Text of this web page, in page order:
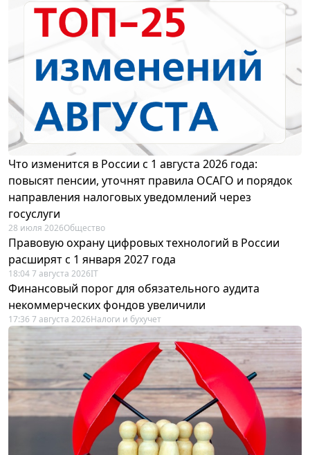
Что изменится в России с 1 августа 2026 года:
повысят пенсии, уточнят правила ОСАГО и порядок
направления налоговых уведомлений через
госуслуги
28 июля 2026Общество
Правовую охрану цифровых технологий в России
расширят с 1 января 2027 года
18:04 7 августа 2026IT
Финансовый порог для обязательного аудита
некоммерческих фондов увеличили
17:36 7 августа 2026Налоги и бухучет